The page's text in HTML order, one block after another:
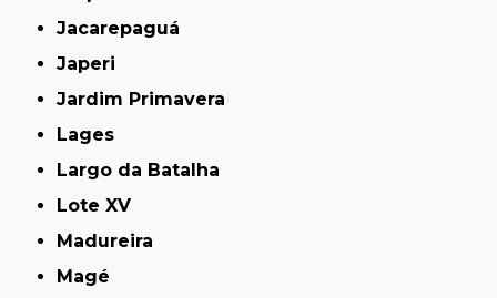
Jacarepaguá
Japeri
Jardim Primavera
Lages
Largo da Batalha
Lote XV
Madureira
Magé